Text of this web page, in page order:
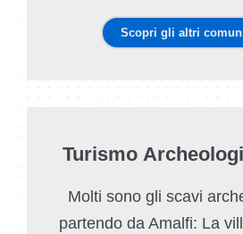
Scopri gli altri
Turismo
Molti sono gli scavi
partendo da Amalfi: La